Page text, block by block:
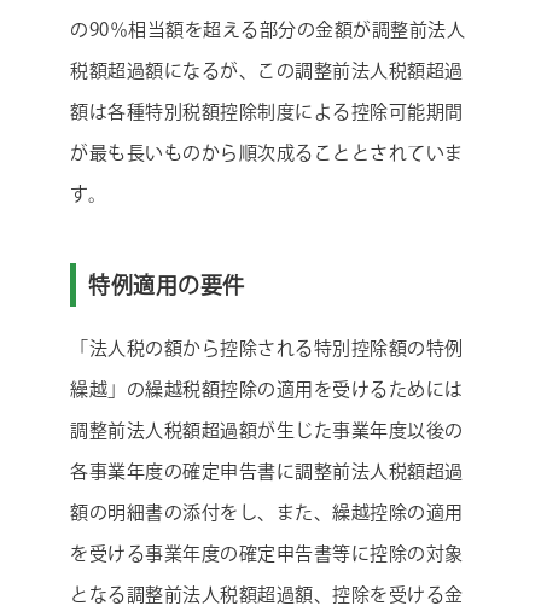
の90％相当額を超える部分の金額が調整前法人
税額超過額になるが、この調整前法人税額超過
額は各種特別税額控除制度による控除可能期間
が最も長いものから順次成ることとされていま
す。
特例適用の要件
「法人税の額から控除される特別控除額の特例
繰越」の繰越税額控除の適用を受けるためには
調整前法人税額超過額が生じた事業年度以後の
各事業年度の確定申告書に調整前法人税額超過
額の明細書の添付をし、また、繰越控除の適用
を受ける事業年度の確定申告書等に控除の対象
となる調整前法人税額超過額、控除を受ける金